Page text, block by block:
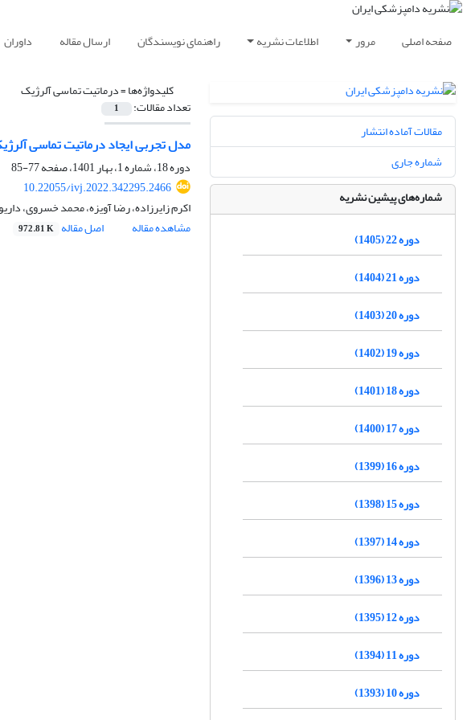
صفحه اصلی مرور اطلاعات نشریه راهنمای نویسندگان ارسال مقاله داوران
کلیدواژه‌ها =درماتیت تماسی آلرژیک
تعداد مقالات: 1
مدل تجربی ایجاد درماتیت تماسی
دوره 18، شماره 1، بهار 1401، صفحه
77-85
10.22055/ivj.2022.342295.2466
اکرم زایرزاده، رضا آویزه، محمد خسروی،
مشاهده مقاله
اصل مقاله 972.81 K
مقالات آماده انتشار
شماره جاری
شماره‌های پیشین نشریه
دوره 22 (1405)
دوره 21 (1404)
دوره 20 (1403)
دوره 19 (1402)
دوره 18 (1401)
دوره 17 (1400)
دوره 16 (1399)
دوره 15 (1398)
دوره 14 (1397)
دوره 13 (1396)
دوره 12 (1395)
دوره 11 (1394)
دوره 10 (1393)